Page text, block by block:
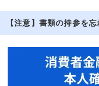
【注意】書類の持参を